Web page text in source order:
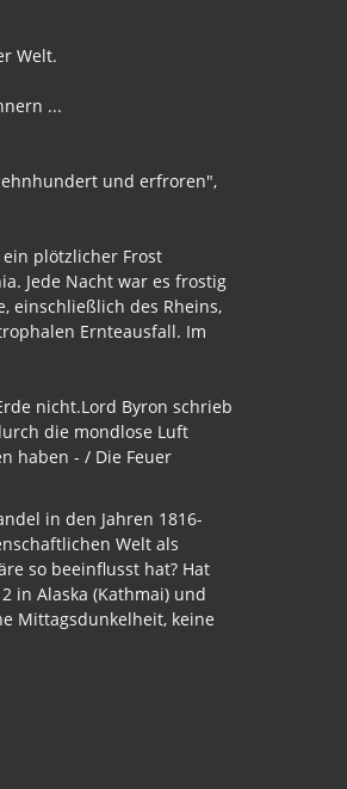
Welt.
...
und erfroren",
plötzlicher Frost
Jede Nacht war es frostig
einschließlich des Rheins,
Ernteausfall. Im
nicht.Lord Byron schrieb
die mondlose Luft
haben - / Die Feuer
in den Jahren 1816-
Welt als
so beeinflusst hat? Hat
in Alaska (Kathmai) und
Mittagsdunkelheit, keine